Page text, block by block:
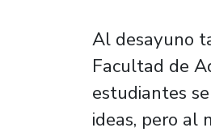
Al desayuno
Facultad de
estudiantes
ideas, pero al